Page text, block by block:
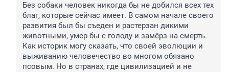
Без собаки человек никогда бы не добился всех тех
благ, которые сейчас имеет. В самом начале своего
развития был бы съеден и растерзан дикими
животными, умер бы с голоду и замёрз на смерть.
Как историк могу сказать, что своей эволюции и
выживанию человечество во многом обязано
псовым. Но в странах, где цивилизацией и не